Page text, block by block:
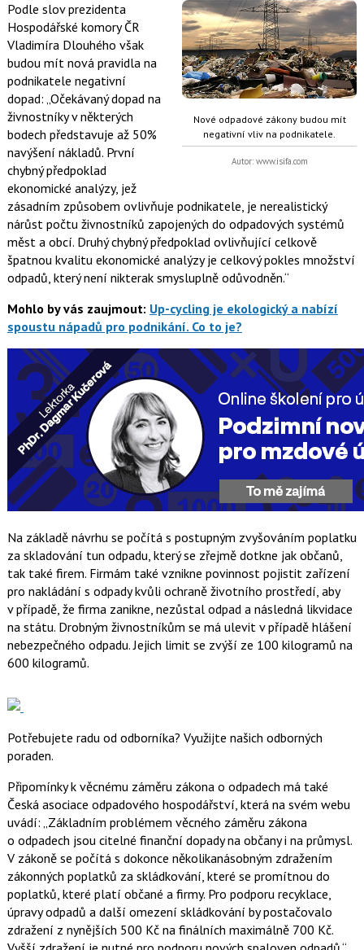
Nové odpadové zákony budou mít
negativní vliv na podnikatele.
Autor: www.isifa.com
Podle slov prezidenta
Hospodářské komory ČR
Vladimíra Dlouhého však
budou mít nová pravidla na
podnikatele negativní
dopad: Očekávaný dopad na
živnostníky v některých
bodech představuje až 50%
navýšení nákladů. První
chybný předpoklad
ekonomické analýzy, jež
zásadním způsobem ovlivňuje podnikatele, je nerealistický
nárůst počtu živnostníků zapojených do odpadových systémů
měst a obcí. Druhý chybný předpoklad ovlivňující celkově
špatnou kvalitu ekonomické analýzy je celkový pokles množství
odpadů, který není nikterak smysluplně odůvodněn.
Mohlo by vás zaujmout: Up-cycling je ekologický a nabízí
spoustu nápadů pro podnikání. Co to je?
Na základě návrhu se počítá s postupným zvyšováním poplatku
za skladování tun odpadu, který se zřejmě dotkne jak občanů,
tak také firem. Firmám také vznikne povinnost pojistit zařízení
pro nakládání s odpady kvůli ochraně životního prostředí, aby
v případě, že firma zanikne, nezůstal odpad a následná likvidace
na státu. Drobným živnostníkům se má ulevit v případě hlášení
nebezpečného odpadu. Jejich limit se zvýší ze 100 kilogramů na
600 kilogramů.
Potřebujete radu od odborníka? Využijte našich odborných
poraden.
Připomínky k věcnému záměru zákona o odpadech má také
Česká asociace odpadového hospodářství, která na svém webu
uvádí: Základním problémem věcného záměru zákona
o odpadech jsou citelné finanční dopady na občany i na průmysl.
V zákoně se počítá s dokonce několikanásobným zdražením
zákonných poplatků za skládkování, které se promítnou do
poplatků, které platí občané a firmy. Pro podporu recyklace,
úpravy odpadů a další omezení skládkování by postačovalo
zdražení z nynějších 500 Kč na finálních maximálně 700 Kč.